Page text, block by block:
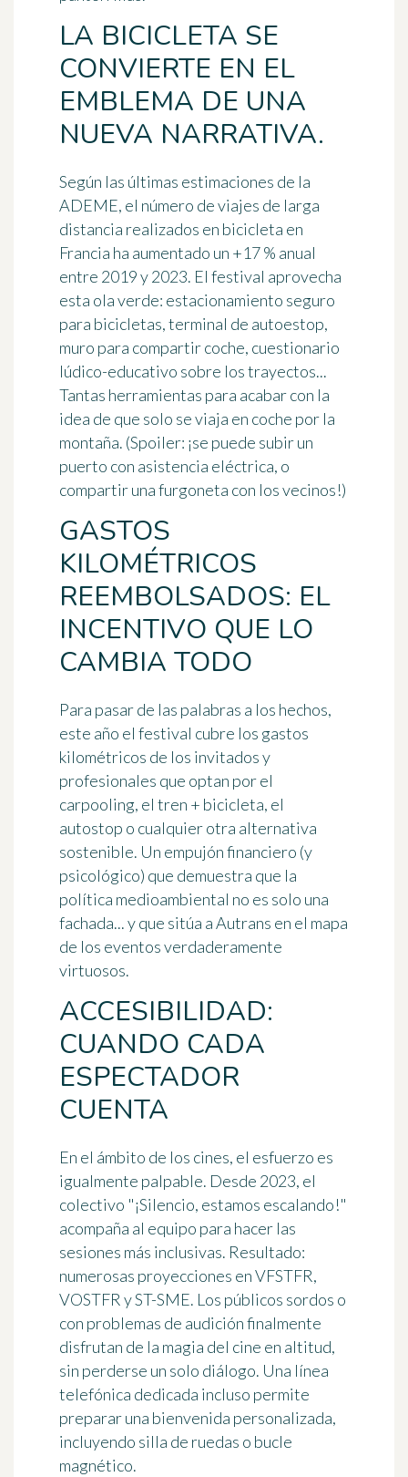
LA BICICLETA SE
CONVIERTE EN EL
EMBLEMA DE UNA
NUEVA NARRATIVA.
Según las últimas estimaciones de la
ADEME, el número de viajes de larga
distancia realizados en bicicleta en
Francia ha aumentado un +17 % anual
entre 2019 y 2023. El festival aprovecha
esta ola verde: estacionamiento seguro
para bicicletas, terminal de autoestop,
muro para compartir coche, cuestionario
lúdico-educativo sobre los trayectos...
Tantas herramientas para acabar con la
idea de que solo se viaja en coche por la
montaña. (Spoiler: ¡se puede subir un
puerto con asistencia eléctrica, o
compartir una furgoneta con los vecinos!)
GASTOS
KILOMÉTRICOS
REEMBOLSADOS: EL
INCENTIVO QUE LO
CAMBIA TODO
Para pasar de las palabras a los hechos,
este año el festival cubre los gastos
kilométricos de los invitados y
profesionales que optan por el
carpooling, el tren + bicicleta, el
autostop o cualquier otra alternativa
sostenible. Un empujón financiero (y
psicológico) que demuestra que la
política medioambiental no es solo una
fachada... y que sitúa a Autrans en el mapa
de los eventos verdaderamente
virtuosos.
ACCESIBILIDAD:
CUANDO CADA
ESPECTADOR
CUENTA
En el ámbito de los cines, el esfuerzo es
igualmente palpable. Desde 2023, el
colectivo "¡Silencio, estamos escalando!"
acompaña al equipo para hacer las
sesiones más inclusivas. Resultado:
numerosas proyecciones en VFSTFR,
VOSTFR y ST-SME. Los públicos sordos o
con problemas de audición finalmente
disfrutan de la magia del cine en altitud,
sin perderse un solo diálogo. Una línea
telefónica dedicada incluso permite
preparar una bienvenida personalizada,
incluyendo silla de ruedas o bucle
magnético.